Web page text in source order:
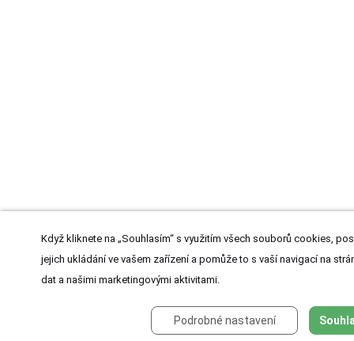
Když kliknete na „Souhlasím“ s využitím všech souborů cookies,
jejich ukládání ve vašem zařízení a pomůže to s vaší navigací na
dat a našimi marketingovými aktivitami.
Podrobné nastavení